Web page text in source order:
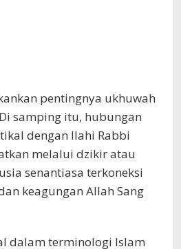
pentingnya ukhuwah
samping itu, hubungan
dengan Ilahi Rabbi
melalui dzikir atau
senantiasa terkoneksi
keagungan Allah Sang
dalam terminologi Islam